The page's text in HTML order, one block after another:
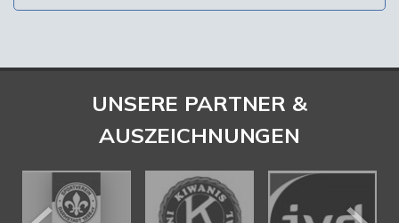
UNSERE PARTNER &
AUSZEICHNUNGEN